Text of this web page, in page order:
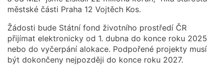
městské části Praha 12 Vojtěch Kos.
Žádosti bude Státní fond životního prostředí ČR
přijímat elektronicky od 1. dubna do konce roku 2025
nebo do vyčerpání alokace. Podpořené projekty musí
být dokončeny nejpozději do konce roku 2027.